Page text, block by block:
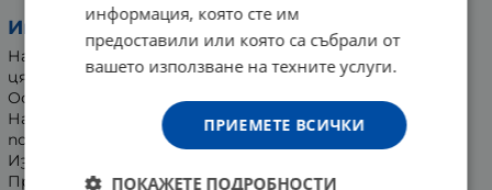
Инструкции за употреба:
Напръскайте равномерно обилно количество по
цялото тяло преди излагане на слънце.
Оскъдното нанасяне ще ограничи нивото на защита.
Нанасяйте периодично особено след плуване,
подсушаване и изпотяване.
Избягвайте слънцето в средата на деня (10-16 ч.).
Прекомерното излагане на слънце, дори когато
информация, която сте им
предоставили или която са събрали от
вашето използване на техните услуги.
ПРИЕМЕТЕ ВСИЧКИ
ПОКАЖЕТЕ ПОДРОБНОСТИ